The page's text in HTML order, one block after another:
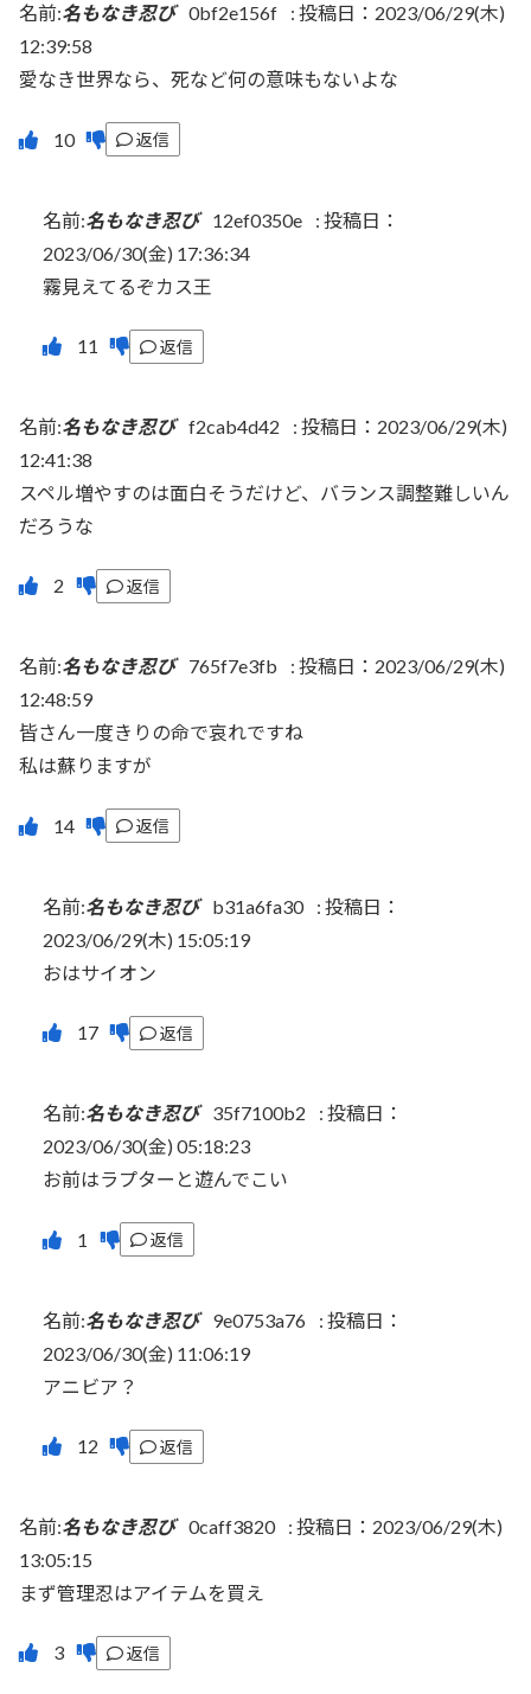
名前:名もなき忍び 0bf2e156f : 投稿日：2023/06/29(木)
12:39:58
愛なき世界なら、死など何の意味もないよな
返信
名前:名もなき忍び 12ef0350e : 投稿日：
2023/06/30(金) 17:36:34
霧見えてるぞカス王
返信
名前:名もなき忍び f2cab4d42 : 投稿日：2023/06/29(木)
12:41:38
スペル増やすのは面白そうだけど、バランス調整難しいん
だろうな
返信
名前:名もなき忍び 765f7e3fb : 投稿日：2023/06/29(木)
12:48:59
皆さん一度きりの命で哀れですね
私は蘇りますが
返信
名前:名もなき忍び b31a6fa30 : 投稿日：
2023/06/29(木) 15:05:19
おはサイオン
返信
名前:名もなき忍び 35f7100b2 : 投稿日：
2023/06/30(金) 05:18:23
お前はラプターと遊んでこい
返信
名前:名もなき忍び 9e0753a76 : 投稿日：
2023/06/30(金) 11:06:19
アニビア？
返信
名前:名もなき忍び 0caff3820 : 投稿日：2023/06/29(木)
13:05:15
まず管理忍はアイテムを買え
返信